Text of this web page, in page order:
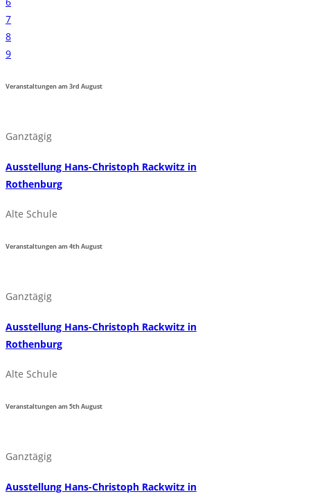
7
8
9
Veranstaltungen am3rd August
Ganztägig
Ausstellung Hans-Christoph Rackwitz in
Rothenburg
Alte Schule
Veranstaltungen am4thAugust
Ganztägig
Ausstellung Hans-Christoph Rackwitz in
Rothenburg
Alte Schule
Veranstaltungen am5thAugust
Ganztägig
Ausstellung Hans-Christoph Rackwitz in